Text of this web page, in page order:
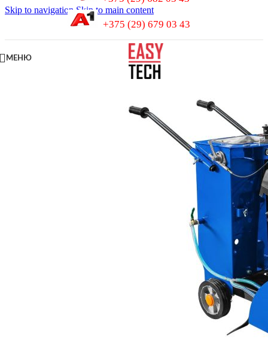
Skip to navigation Skip to main content
+375 (29) 679 03 43
МЕНЮ